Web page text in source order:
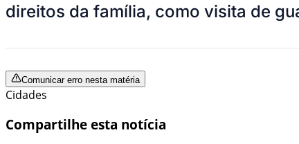
direitos da família, como visita de
Comunicar erro nesta matéria
Cidades
Compartilhe esta notícia